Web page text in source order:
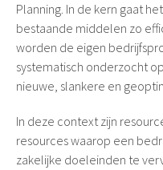
Planning. In de kern gaat
bestaande middelen zo
worden de eigen
systematisch onderzocht
nieuwe, slankere en
In deze context zijn
resources waarop een
zakelijke doeleinden te